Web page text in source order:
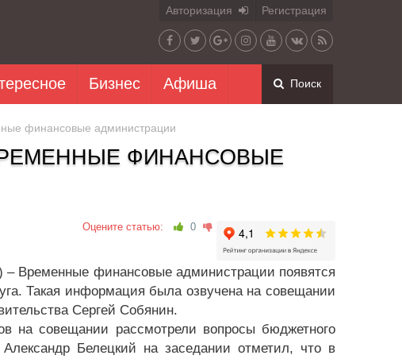
Авторизация Регистрация
Бизнес Афиша Поиск
финансовые администрации
ФИНАНСОВЫЕ
Оцените статью: 0
Временные финансовые администрации появятся
Такая информация была озвучена на совещании
Сергей Собянин.
на совещании рассмотрели вопросы бюджетного
Белецкий на заседании отметил, что в